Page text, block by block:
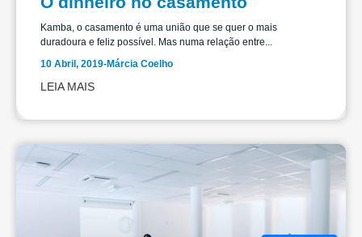
Kamba, o casamento é uma união que se quer o mais
duradoura e feliz possível. Mas numa relação entre...
10 Abril, 2019-Márcia Coelho
LEIA MAIS